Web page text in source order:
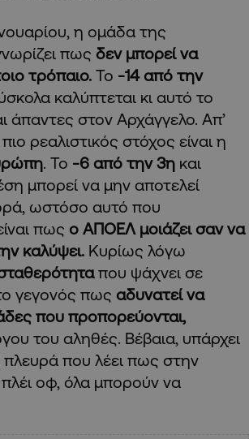
η ομάδα της
πως δεν μπορεί να
τρόπαιο. Το -14 από την
καλύπτεται κι αυτό το
άπαντες στον Αρχάγγελο. Απ’
ρεαλιστικός στόχος είναι η
. Το -6 από την 3η και
μπορεί να μην αποτελεί
ωστόσο αυτό που
πως ο ΑΠΟΕΛ μοιάζει σαν να
καλύψει. Κυρίως λόγω
που ψάχνει σε
γεγονός πως αδυνατεί να
που προπορεύονται,
του αληθές. Βέβαια, υπάρχει
πλευρά που λέει πως στην
οφ, όλα μπορούν να